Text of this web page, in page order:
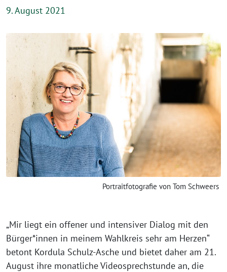
9. August 2021
Portraitfotografie von Tom Schweers
„Mir liegt ein offener und intensiver Dialog mit den
Bürger*innen in meinem Wahlkreis sehr am Herzen“
betont Kordula Schulz-Asche und bietet daher am 21.
August ihre monatliche Videosprechstunde an, die